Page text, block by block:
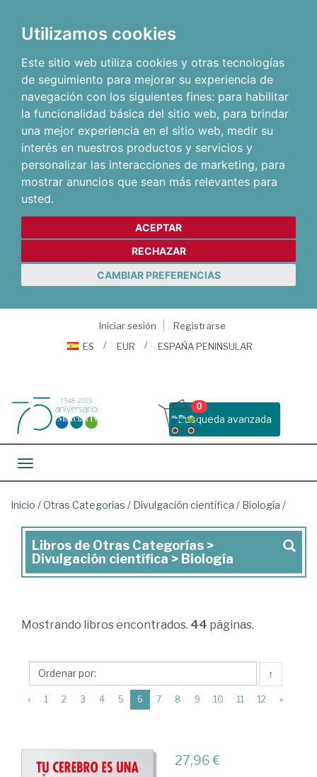
Utilizamos cookies
Este sitio web utiliza cookies y otras tecnologías
de seguimiento para mejorar su experiencia de
navegación con los siguientes fines: para habilitar
la funcionalidad básica del sitio web, para brindar
una mejor experiencia en el sitio web, medir su
interés en nuestros productos y servicios y
personalizar las interacciones de marketing, para
mostrar anuncios que sean más relevantes para
usted.
ACEPTAR
RECHAZAR
CAMBIAR PREFERENCIAS
Iniciar sesión
Registrarse
ES
EUR ESPAÑA PENINSULAR
Busqueda avanzada
0
Toggle navigation
Inicio /Otras Categorías / Divulgación científica / Biología /
Libros
de
Categorías
Divulgación
científica
>
Libros de Otras Categorías >
Divulgación científica > Biología
Mostrando libros encontrados. 44 páginas.
↑
« 1 2 3 4 5 6 (current)
7 8 9 10 11 12 »
27,96 €